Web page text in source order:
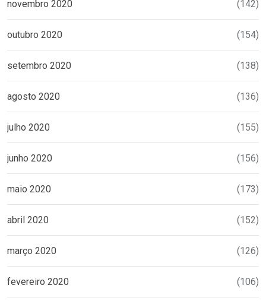
novembro 2020 (142)
outubro 2020 (154)
setembro 2020 (138)
agosto 2020 (136)
julho 2020 (155)
junho 2020 (156)
maio 2020 (173)
abril 2020 (152)
março 2020 (126)
fevereiro 2020 (106)